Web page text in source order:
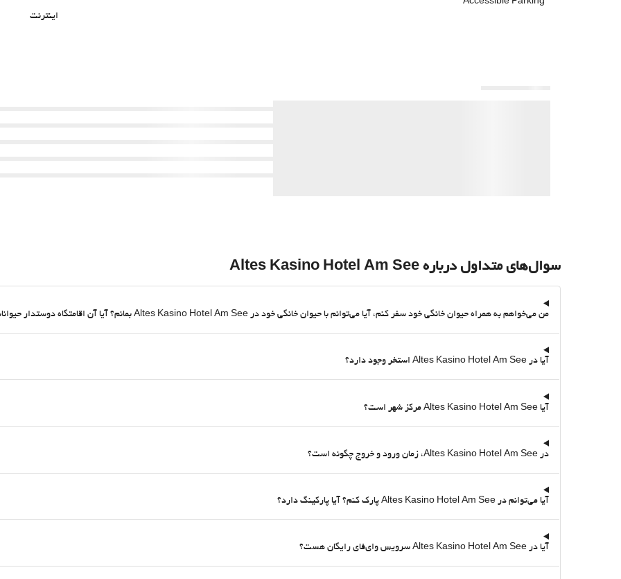
Accessible Parking
اینترنت
سوال‌های متداول درباره Altes Kasino Hotel Am See
من می‌خواهم به همراه حیوان خانگی خود سفر کنم، آیا می‌توانم با حیوان خانگی خود در Altes Kasino Hotel Am See بمانم؟ آیا آن اقامتگاه دوستدار حیوانات خانگی است؟
آیا در Altes Kasino Hotel Am See استخر وجود دارد؟
آیا Altes Kasino Hotel Am See مرکز شهر است؟
در Altes Kasino Hotel Am See، زمان ورود و خروج چگونه است؟
آیا می‌توانم در Altes Kasino Hotel Am See پارک کنم؟ آیا پارکینگ دارد؟
آیا در Altes Kasino Hotel Am See سرویس وای‌فای رایگان هست؟